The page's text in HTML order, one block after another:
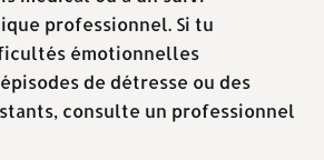
professionnel. Si tu
émotionnelles
de détresse ou des
consulte un professionnel